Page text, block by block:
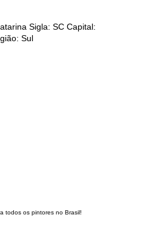
Sigla: SC Capital:
Sul
todos os pintores no Brasil!